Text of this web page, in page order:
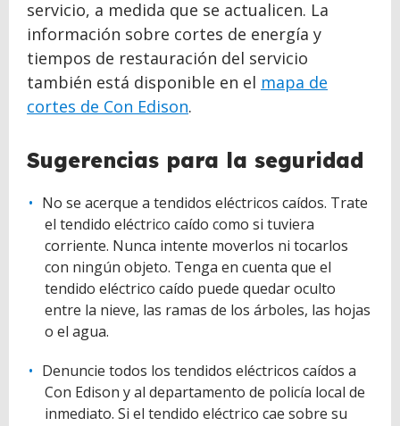
servicio, a medida que se actualicen. La
información sobre cortes de energía y
tiempos de restauración del servicio
también está disponible en el mapa de
cortes de Con Edison.
Sugerencias para la seguridad
No se acerque a tendidos eléctricos caídos. Trate
el tendido eléctrico caído como si tuviera
corriente. Nunca intente moverlos ni tocarlos
con ningún objeto. Tenga en cuenta que el
tendido eléctrico caído puede quedar oculto
entre la nieve, las ramas de los árboles, las hojas
o el agua.
Denuncie todos los tendidos eléctricos caídos a
Con Edison y al departamento de policía local de
inmediato. Si el tendido eléctrico cae sobre su